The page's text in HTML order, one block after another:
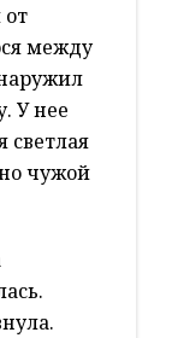
между
У нее
светлая
чужой